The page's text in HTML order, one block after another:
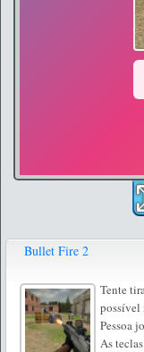
Bullet Fire 2
Tente
possível
Pessoa
As